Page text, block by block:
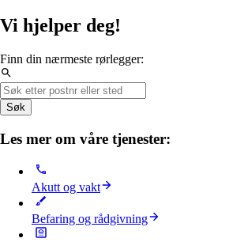
Vi hjelper deg!
Finn din nærmeste rørlegger:
Søk
Les mer om våre tjenester:
Akutt og vakt
Befaring og rådgivning